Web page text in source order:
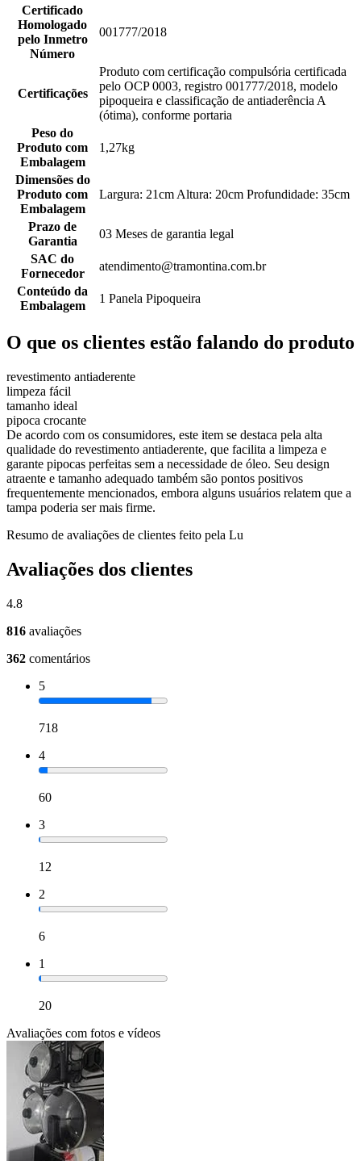
Certificado
Homologado
pelo Inmetro
Número
001777/2018
Certificações
Produto com certificação compulsória certificada
pelo OCP 0003, registro 001777/2018, modelo
pipoqueira e classificação de antiaderência A
(ótima), conforme portaria
Peso do
Produto com
Embalagem
1,27kg
Dimensões do
Produto com
Embalagem
Largura: 21cm Altura: 20cm Profundidade: 35cm
Prazo de
Garantia
03 Meses de garantia legal
SAC do
Fornecedor
atendimento@tramontina.com.br
Conteúdo da
Embalagem
1 Panela Pipoqueira
O que os clientes estão falando do produto
revestimento antiaderente
limpeza fácil
tamanho ideal
pipoca crocante
De acordo com os consumidores, este item se destaca pela alta
qualidade do revestimento antiaderente, que facilita a limpeza e
garante pipocas perfeitas sem a necessidade de óleo. Seu design
atraente e tamanho adequado também são pontos positivos
frequentemente mencionados, embora alguns usuários relatem que a
tampa poderia ser mais firme.
Resumo de avaliações de clientes feito pela Lu
Avaliações dos clientes
4.8
816 avaliações
362 comentários
5
718
4
60
3
12
2
6
1
20
Avaliações com fotos e vídeos